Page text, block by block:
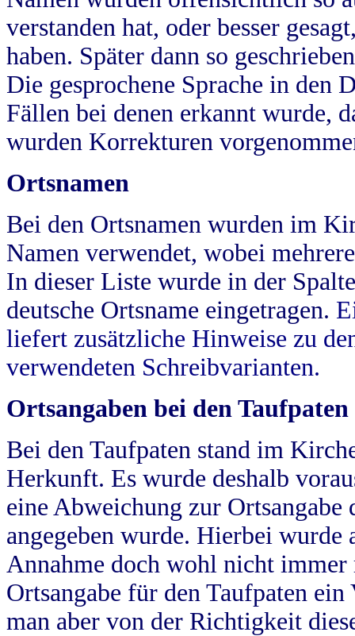
verstanden hat, oder besser
haben. Später dann so
Die gesprochene Sprache in
Fällen bei denen erkannt wurde,
wurden Korrekturen
Ortsnamen
Bei den Ortsnamen wurden im
Namen verwendet, wobei
In dieser Liste wurde in der
deutsche Ortsname eingetragen.
liefert zusätzliche Hinweise zu
verwendeten Schreibvarianten.
Ortsangaben bei den Taufpaten
Bei den Taufpaten stand im
Herkunft. Es wurde deshalb
eine Abweichung zur
angegeben wurde. Hierbei wurde
Annahme doch wohl nicht
Ortsangabe für den Taufpaten
man aber von der Richtigkeit